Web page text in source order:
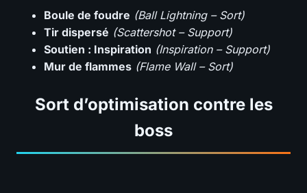
Boule de foudre (Ball Lightning – Sort)
Tir dispersé (Scattershot – Support)
Soutien : Inspiration (Inspiration – Support)
Mur de flammes (Flame Wall – Sort)
Sort d’optimisation contre les
boss